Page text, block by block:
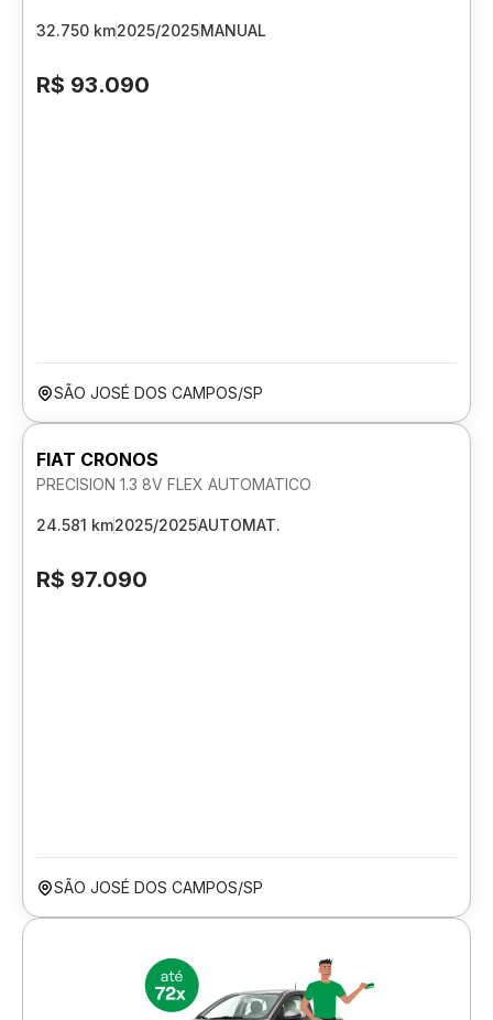
32.750 km2025/2025MANUAL
R$ 93.090
SÃO JOSÉ DOS CAMPOS/SP
FIAT CRONOS
PRECISION 1.3 8V FLEX AUTOMATICO
24.581 km2025/2025AUTOMAT.
R$ 97.090
SÃO JOSÉ DOS CAMPOS/SP